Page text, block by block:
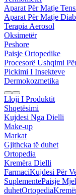
Aparat Për Matje
Aparat Për Matje
Terapia Aerosol
Oksimetër
Peshore
Paisje Ortopedike
Procesorë Ushqimi
Pickimi I Insekteve
Dermokozmetika
Lloji I Produktit
Shqetësimi
Kujdesi Nga Dielli
Make-up
Markat
Gjithcka të duhet
Ortopedia
Kremëra Dielli
FarmaciKujdesi Për
SuplementePaisje
duhetOrtopedia